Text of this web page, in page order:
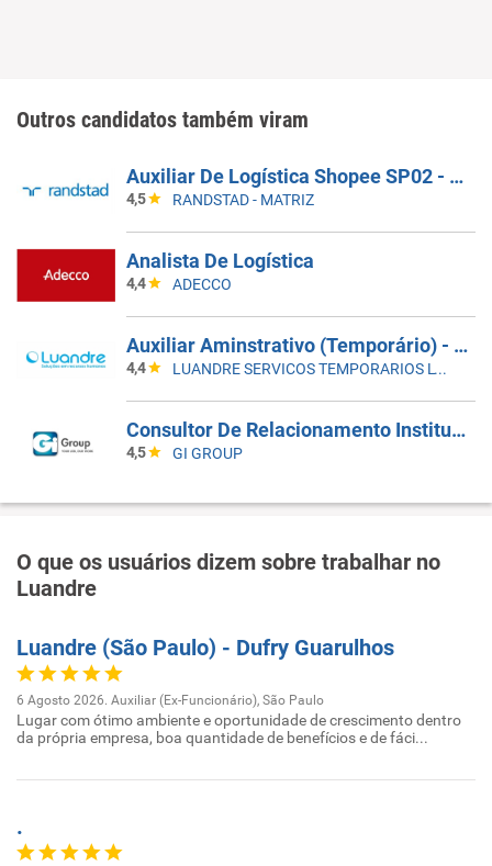
Outros candidatos também viram
Auxiliar De Logística Shopee SP02 - SEM EXPERIÊNCIA
4,5 RANDSTAD - MATRIZ
Analista De Logística
4,4 ADECCO
Auxiliar Aminstrativo (Temporário) - Santos, SP | 5X2 - 8H Às 17H
4,4 LUANDRE SERVICOS TEMPORARIOS LTDA. (C-I)
Consultor De Relacionamento Institucional Jr.
4,5 GI GROUP
O que os usuários dizem sobre trabalhar no
Luandre
Luandre (São Paulo) - Dufry Guarulhos
6 Agosto 2026. Auxiliar (Ex-Funcionário), São Paulo
Lugar com ótimo ambiente e oportunidade de crescimento dentro
da própria empresa, boa quantidade de benefícios e de fáci...
.